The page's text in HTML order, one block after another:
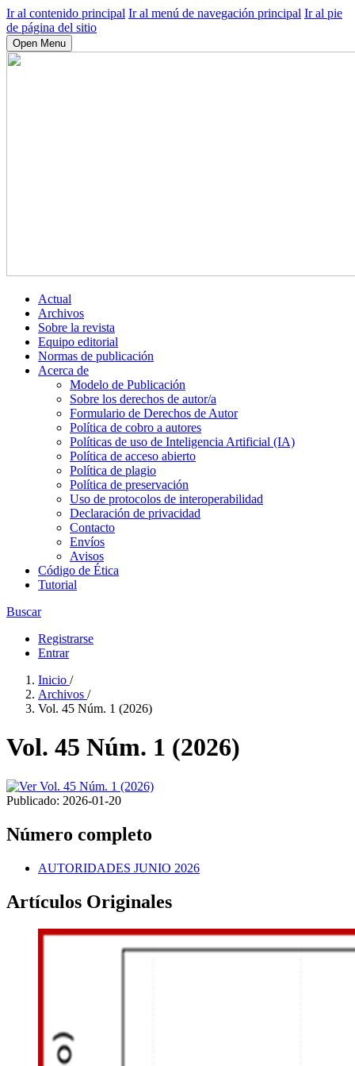
Ir al contenido principal Ir al menú de navegación principal Ir al pie
de página del sitio
Open Menu
Actual
Archivos
Sobre la revista
Equipo editorial
Normas de publicación
Acerca de
Modelo de Publicación
Sobre los derechos de autor/a
Formulario de Derechos de Autor
Política de cobro a autores
Políticas de uso de Inteligencia Artificial (IA)
Política de acceso abierto
Política de plagio
Política de preservación
Uso de protocolos de interoperabilidad
Declaración de privacidad
Contacto
Envíos
Avisos
Código de Ética
Tutorial
Buscar
Registrarse
Entrar
Inicio /
Archivos /
Vol. 45 Núm. 1 (2026)
Vol. 45 Núm. 1 (2026)
Publicado: 2026-01-20
Número completo
AUTORIDADES JUNIO 2026
Artículos Originales